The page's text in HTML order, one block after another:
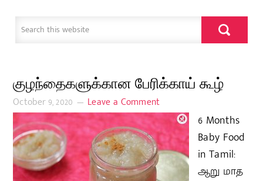
குழந்தைகளுக்கான பேரிக்காய் கூழ்
October 9, 2020 Leave a Comment
6 Months
Baby Food
in Tamil:
ஆறு மாத